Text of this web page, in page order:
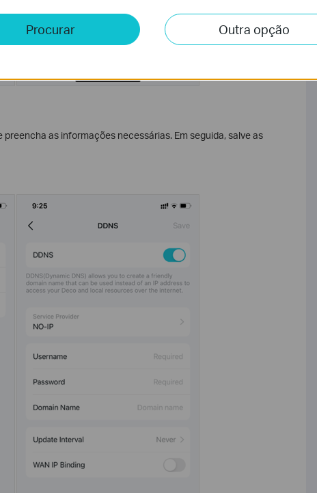
as informações necessárias. Em seguida, salve as
Procurar Outra opção